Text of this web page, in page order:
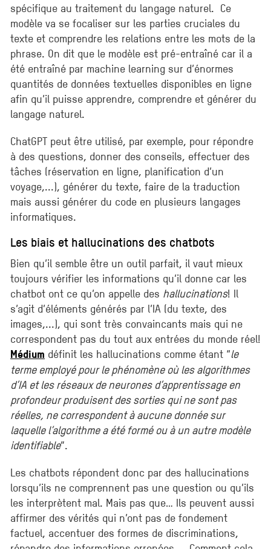
spécifique au traitement du langage naturel. Ce
modèle va se focaliser sur les parties cruciales du
texte et comprendre les relations entre les mots de la
phrase. On dit que le modèle est pré-entraîné car il a
été entraîné par machine learning sur d’énormes
quantités de données textuelles disponibles en ligne
afin qu’il puisse apprendre, comprendre et générer du
langage naturel.
ChatGPT peut être utilisé, par exemple, pour répondre
à des questions, donner des conseils, effectuer des
tâches (réservation en ligne, planification d’un
voyage,...), générer du texte, faire de la traduction
mais aussi générer du code en plusieurs langages
informatiques.
Les biais et hallucinations des chatbots
Bien qu’il semble être un outil parfait, il vaut mieux
toujours vérifier les informations qu’il donne car les
chatbot ont ce qu’on appelle des hallucinations! Il
s’agit d’éléments générés par l’IA (du texte, des
images,...), qui sont très convaincants mais qui ne
correspondent pas du tout aux entrées du monde réel!
Médium définit les hallucinations comme étant “le
terme employé pour le phénomène où les algorithmes
d’IA et les réseaux de neurones d’apprentissage en
profondeur produisent des sorties qui ne sont pas
réelles, ne correspondent à aucune donnée sur
laquelle l’algorithme a été formé ou à un autre modèle
identifiable”.
Les chatbots répondent donc par des hallucinations
lorsqu’ils ne comprennent pas une question ou qu’ils
les interprètent mal. Mais pas que… Ils peuvent aussi
affirmer des vérités qui n’ont pas de fondement
factuel, accentuer des formes de discriminations,